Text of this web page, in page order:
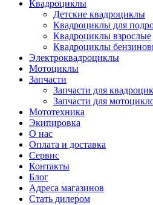
Квадроциклы
Детские квадроциклы
Квадроциклы для
Квадроциклы взрослые
Квадроциклы
Электроквадроциклы
Мотоциклы
Запчасти
Запчасти для
Запчасти для
Мототехника
Экипировка
О нас
Оплата и доставка
Сервис
Контакты
Блог
Адреса магазинов
Стать дилером